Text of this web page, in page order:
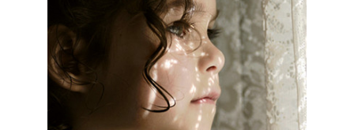
Operettenabend mit Peter Horak
Sektfrühstück mit Lachs am Sonntag
Alle Schneeberghof-Inklusivleistungen
Eigene Anreise
Den Erlös dieser Auktion leiten wir direkt, ohne
Abzug von Kosten, an
Global Familyweiter.